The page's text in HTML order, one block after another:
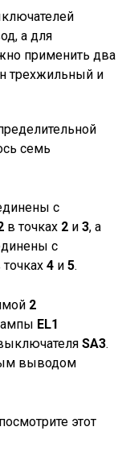
а для
применить два
трехжильный и
семь
с
в точках 2 и3, а
с
точках4 и5.
2
EL1
SA3.
выводом
этот